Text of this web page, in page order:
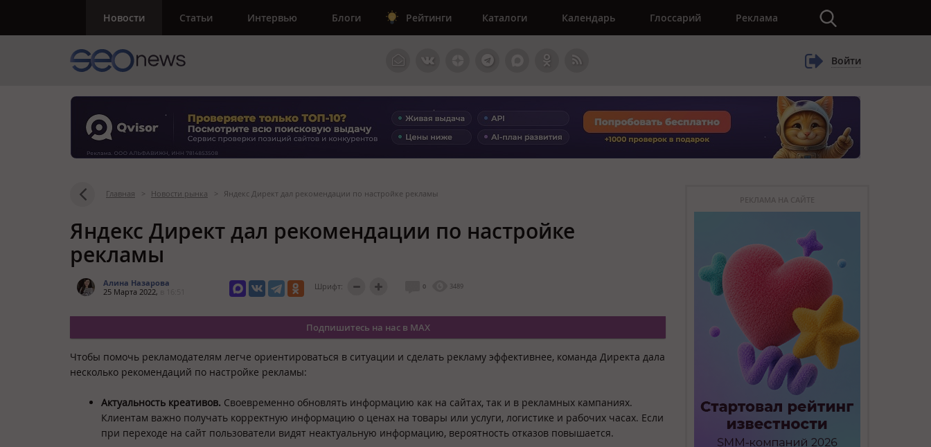
Новости Статьи Интервью Блоги Рейтинги Каталоги Календарь Глоссарий Реклама
Войти
Главная > Новости рынка > Яндекс Директ дал рекомендации по настройке рекламы
Яндекс Директ дал рекомендации по настройке
рекламы
Алина Назарова
25 Марта 2022,
Шрифт: 0 3489
Подпишитесь на нас в MAX
Чтобы помочь рекламодателям легче ориентироваться в ситуации и сделать рекламу эффективнее, команда Директа дала
несколько рекомендаций по настройке рекламы:
Актуальность креативов. Своевременно обновлять информацию как на сайтах, так и в рекламных кампаниях.
Клиентам важно получать корректную информацию о ценах на товары или услуги, логистике и рабочих часах. Если
при переходе на сайт пользователи видят неактуальную информацию, вероятность отказов повышается.
РЕКЛАМА НА САЙТЕ